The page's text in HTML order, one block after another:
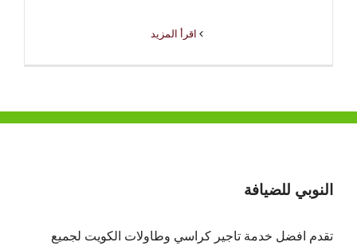
النوبي للضيافة
تقدم افضل خدمة تاجير كراسي وطاولات الكويت لجميع